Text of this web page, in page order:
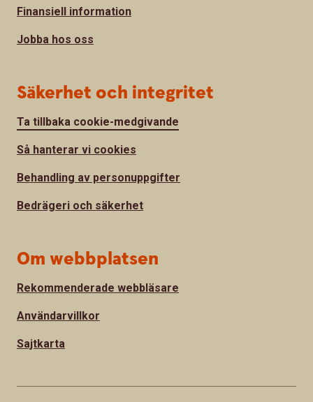
Finansiell information
Jobba hos oss
Säkerhet och integritet
Ta tillbaka cookie-medgivande
Så hanterar vi cookies
Behandling av personuppgifter
Bedrägeri och säkerhet
Om webbplatsen
Rekommenderade webbläsare
Användarvillkor
Sajtkarta